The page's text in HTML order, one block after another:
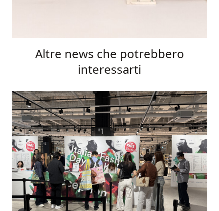
Altre news che potrebbero
interessarti